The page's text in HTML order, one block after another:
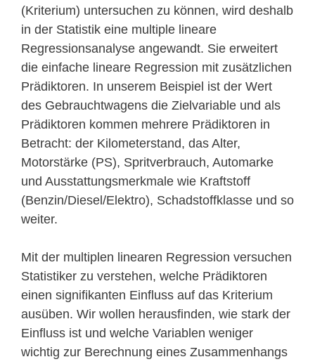
(Kriterium) untersuchen zu können, wird deshalb
in der Statistik eine multiple lineare
Regressionsanalyse angewandt. Sie erweitert
die einfache lineare Regression mit zusätzlichen
Prädiktoren. In unserem Beispiel ist der Wert
des Gebrauchtwagens die Zielvariable und als
Prädiktoren kommen mehrere Prädiktoren in
Betracht: der Kilometerstand, das Alter,
Motorstärke (PS), Spritverbrauch, Automarke
und Ausstattungsmerkmale wie Kraftstoff
(Benzin/Diesel/Elektro), Schadstoffklasse und so
weiter.
Mit der multiplen linearen Regression versuchen
Statistiker zu verstehen, welche Prädiktoren
einen signifikanten Einfluss auf das Kriterium
ausüben. Wir wollen herausfinden, wie stark der
Einfluss ist und welche Variablen weniger
wichtig zur Berechnung eines Zusammenhangs